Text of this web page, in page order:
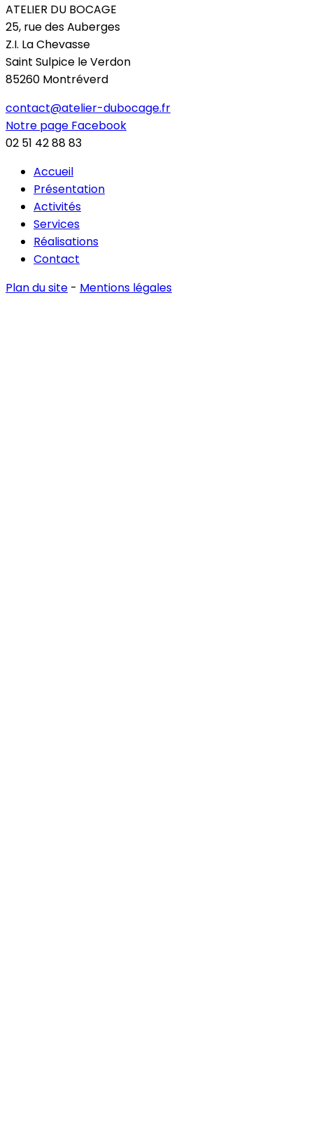
ATELIER DU BOCAGE
25, rue des Auberges
Z.I. La Chevasse
Saint Sulpice le Verdon
85260 Montréverd
contact@atelier-dubocage.fr
Notre page Facebook
02 51 42 88 83
Accueil
Présentation
Activités
Services
Réalisations
Contact
Plan du site - Mentions légales